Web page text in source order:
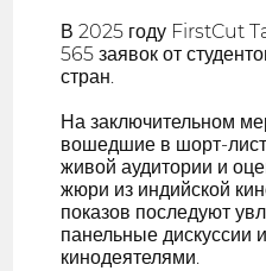
В 2025 году FirstCut
565 заявок от
стран.
На заключительном
вошедшие в шорт-
живой аудитории и
жюри из индийской
показов последуют
панельные дискуссии
кинодеятелями.